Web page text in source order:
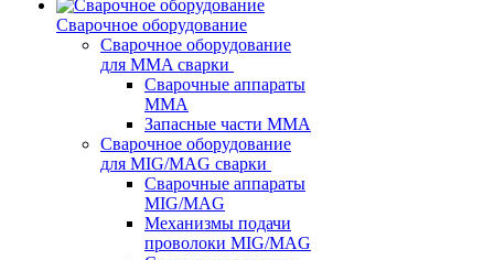
Сварочное оборудование
Сварочное оборудование
для MMA сварки
Сварочные аппараты
MMA
Запасные части MMA
Сварочное оборудование
для MIG/MAG сварки
Сварочные аппараты
MIG/MAG
Механизмы подачи
проволоки MIG/MAG